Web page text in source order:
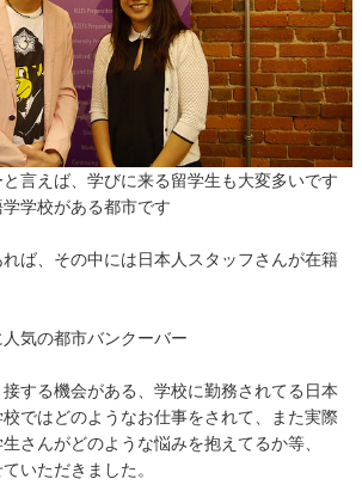
言えば、学びに来る留学生も大変多いです
学校がある都市です
ば、その中には日本人スタッフさんが在籍
気の都市バンクーバー
する機会がある、学校に勤務されてる日本
ではどのようなお仕事をされて、また実際
さんがどのような悩みを抱えてるか等、
いただきました。